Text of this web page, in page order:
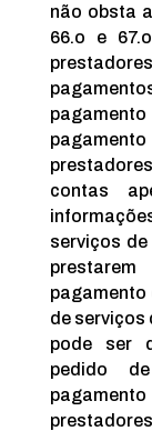
não obsta
66.o e
contas
serviços
de serviços
pode ser
pedido